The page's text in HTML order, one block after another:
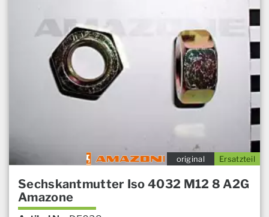
Ersatzteil
original
Sechskantmutter Iso 4032 M12 8 A2G
Amazone